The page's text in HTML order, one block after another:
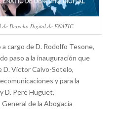
Derecho Digital de ENATIC
cargo de D. Rodolfo Tesone,
paso a la inauguración que
Víctor Calvo-Sotelo,
y para la
D. Pere Huguet,
de la Abogacía